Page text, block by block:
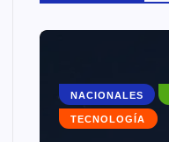
NACIONALES
TECNOLOGÍA